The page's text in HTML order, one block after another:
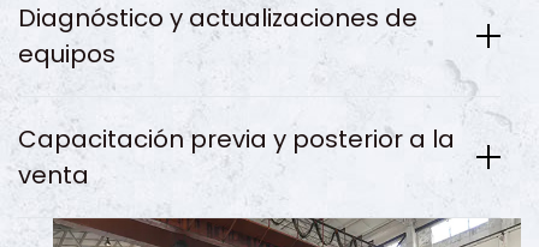
Diagnóstico y actualizaciones de
equipos
Capacitación previa y posterior a la
venta